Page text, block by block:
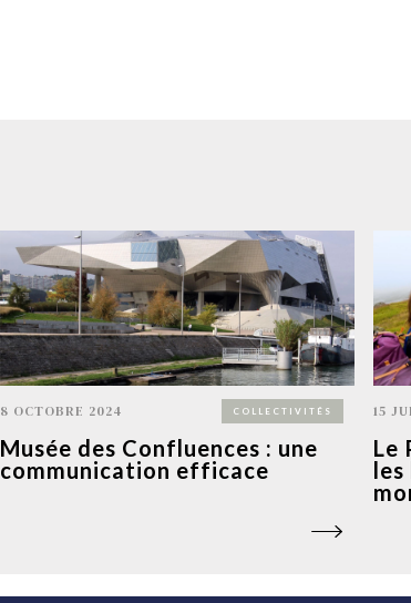
8 OCTOBRE 2024 COLLECTIVITÉS
Musée des Confluences : une
communication efficace
15
Le
les